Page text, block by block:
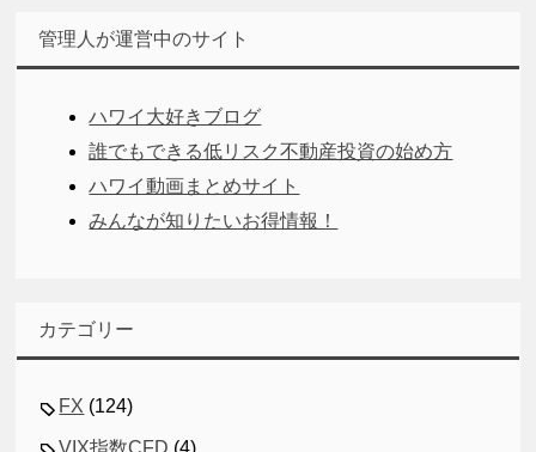
管理人が運営中のサイト
ハワイ大好きブログ
誰でもできる低リスク不動産投資の始め方
ハワイ動画まとめサイト
みんなが知りたいお得情報！
カテゴリー
FX (124)
VIX指数CFD (4)